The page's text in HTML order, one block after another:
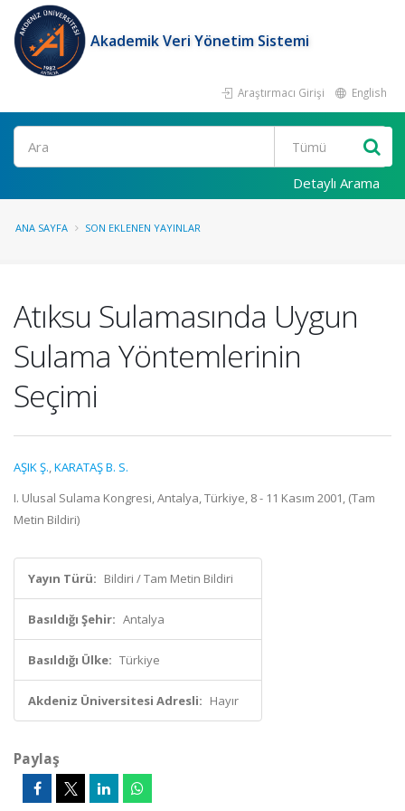
Akademik Veri Yönetim Sistemi
Araştırmacı Girişi English
Ara
Detaylı Arama
ANA SAYFA SON EKLENEN YAYINLAR
Atıksu Sulamasında Uygun
Sulama Yöntemlerinin
Seçimi
AŞIK Ş.,KARATAŞ B. S.
I. Ulusal Sulama Kongresi, Antalya, Türkiye, 8 - 11 Kasım 2001, (Tam
Metin Bildiri)
Yayın Türü: Bildiri / Tam Metin Bildiri
Basıldığı Şehir: Antalya
Basıldığı Ülke: Türkiye
Akdeniz Üniversitesi Adresli: Hayır
Paylaş